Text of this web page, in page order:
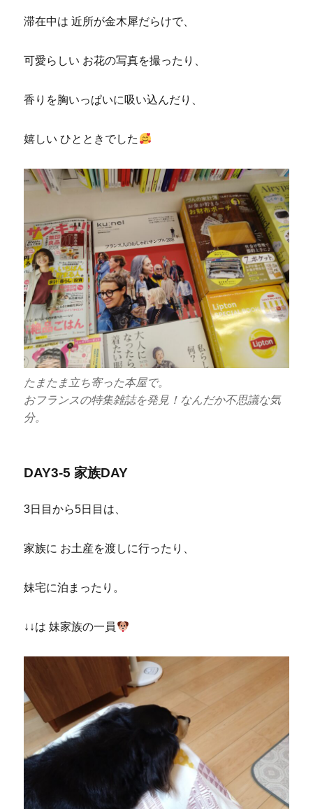
滞在中は 近所が金木犀だらけで、
可愛らしい お花の写真を撮ったり、
香りを胸いっぱいに吸い込んだり、
嬉しい ひとときでした
たまたま立ち寄った本屋で。
おフランスの特集雑誌を発見！なんだか不思議な気
分。
DAY3-5 家族DAY
3日目から5日目は、
家族に お土産を渡しに行ったり、
妹宅に泊まったり。
↓↓は 妹家族の一員